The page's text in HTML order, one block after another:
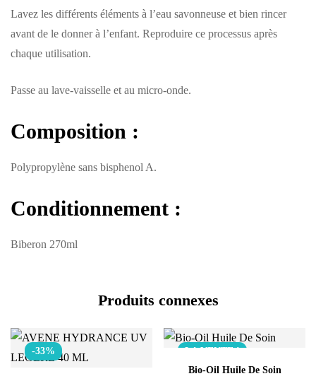
Lavez les différents éléments à l’eau savonneuse et bien rincer
avant de le donner à l’enfant. Reproduire ce processus après
chaque utilisation.
Passe au lave-vaisselle et au micro-onde.
Composition :
Polypropylène sans bisphenol A.
Conditionnement :
Biberon 270ml
Produits connexes
-33%
LA VENTE !
Bio-Oil Huile De Soin